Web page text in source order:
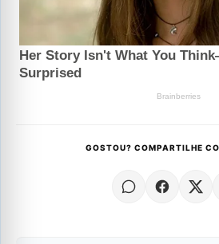
GOSTOU? COMPARTILHE